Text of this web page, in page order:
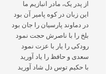
از پدر يک، مادر انبازيم ما
اين زبان در کوه پامير آن بود
در دماوند پارسيان را جان بود
بلخ را با ناصرش حجت نمود
رودکی را يار با عزت نمود
سعدی و حافظ را ياد آوريد
با حکيم توس دل شاد آوريد